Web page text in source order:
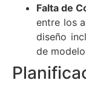
Falta de
entre los
diseño
de